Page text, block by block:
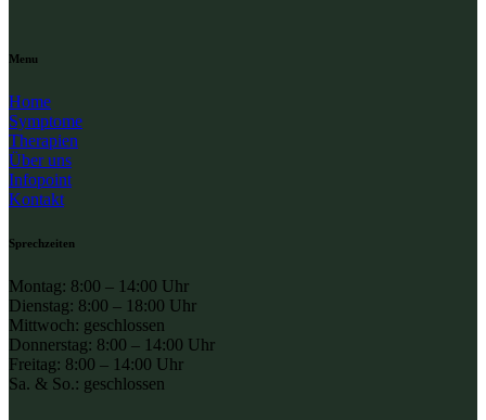
Menu
Home
Symptome
Therapien
Über uns
Infopoint
Kontakt
Sprechzeiten
Montag: 8:00 – 14:00 Uhr
Dienstag: 8:00 – 18:00 Uhr
Mittwoch: geschlossen
Donnerstag: 8:00 – 14:00 Uhr
Freitag: 8:00 – 14:00 Uhr
Sa. & So.: geschlossen